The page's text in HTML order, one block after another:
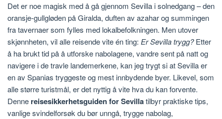
Det er noe magisk med å gå gjennom Sevilla i solnedgang – den
oransje-gullgløden på Giralda, duften av azahar og summingen
fra tavernaer som fylles med lokalbefolkningen. Men utover
skjønnheten, vil alle reisende vite én ting: Er Sevilla trygg?Etter
å ha brukt tid på å utforske nabolagene, vandre sent på natt og
navigere i de travle landemerkene, kan jeg trygt si at Sevilla er
en av Spanias tryggeste og mest innbydende byer. Likevel, som
alle større turistmål, er det nyttig å vite hva du kan forvente.
Denne reisesikkerhetsguiden for Sevillatilbyr praktiske tips,
vanlige svindelforsøk du bør unngå, trygge nabolag,